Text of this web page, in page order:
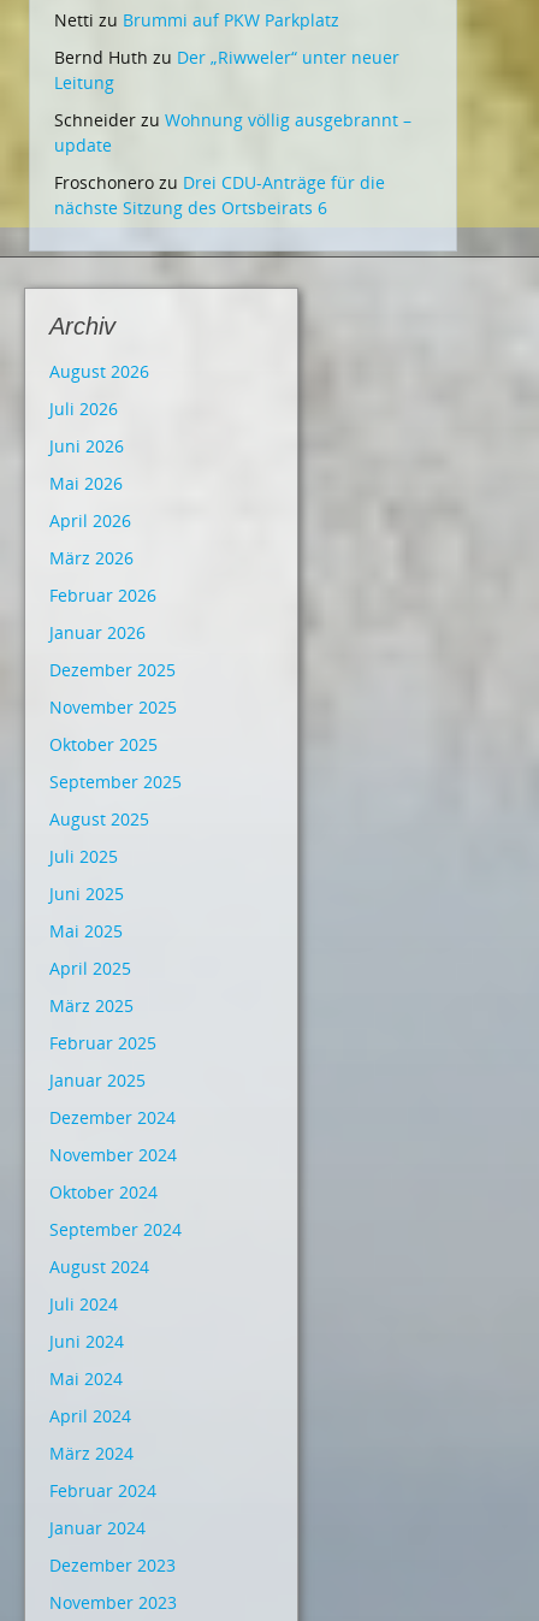
Netti zu Brummi auf PKW Parkplatz
Bernd Huth zu Der „Riwweler“ unter neuer
Leitung
Schneider zu Wohnung völlig ausgebrannt –
update
Froschonero zu Drei CDU-Anträge für die
nächste Sitzung des Ortsbeirats 6
Archiv
August 2026
Juli 2026
Juni 2026
Mai 2026
April 2026
März 2026
Februar 2026
Januar 2026
Dezember 2025
November 2025
Oktober 2025
September 2025
August 2025
Juli 2025
Juni 2025
Mai 2025
April 2025
März 2025
Februar 2025
Januar 2025
Dezember 2024
November 2024
Oktober 2024
September 2024
August 2024
Juli 2024
Juni 2024
Mai 2024
April 2024
März 2024
Februar 2024
Januar 2024
Dezember 2023
November 2023